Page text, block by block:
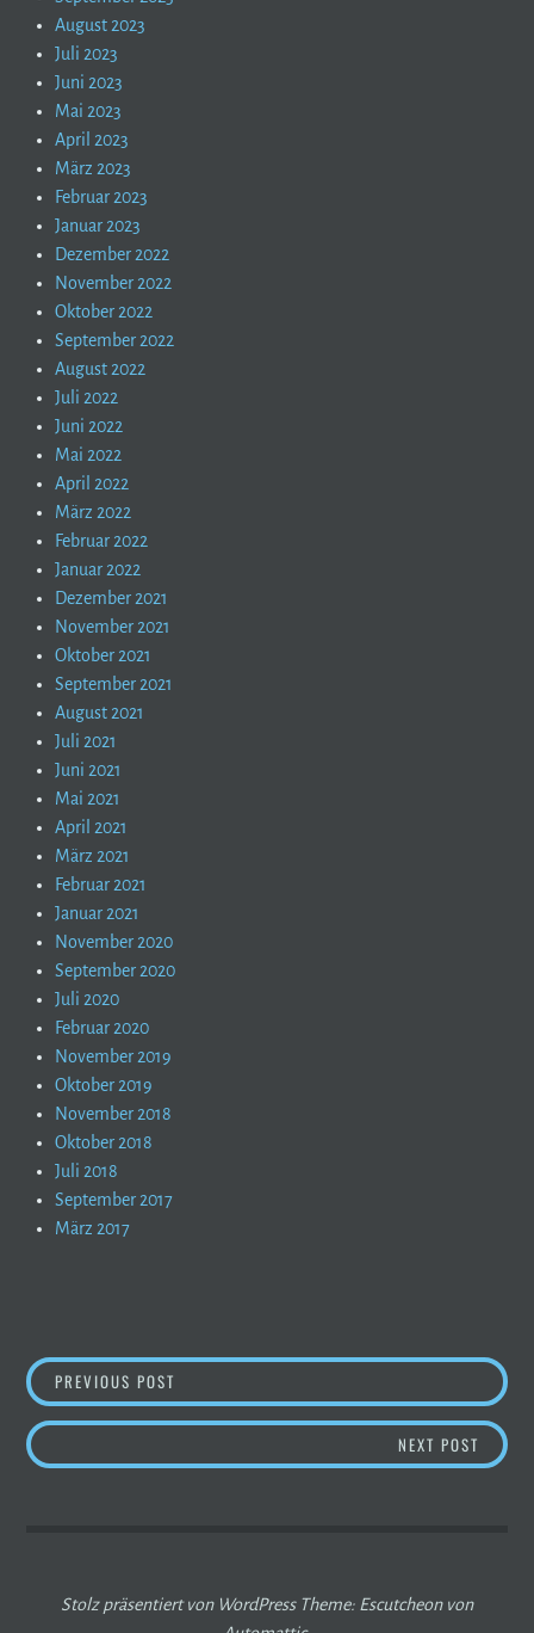
August 2023
Juli 2023
Juni 2023
Mai 2023
April 2023
März 2023
Februar 2023
Januar 2023
Dezember 2022
November 2022
Oktober 2022
September 2022
August 2022
Juli 2022
Juni 2022
Mai 2022
April 2022
März 2022
Februar 2022
Januar 2022
Dezember 2021
November 2021
Oktober 2021
September 2021
August 2021
Juli 2021
Juni 2021
Mai 2021
April 2021
März 2021
Februar 2021
Januar 2021
November 2020
September 2020
Juli 2020
Februar 2020
November 2019
Oktober 2019
November 2018
Oktober 2018
Juli 2018
September 2017
März 2017
BEITRAGSNAVIGATION
PREVIOUS POST BERGBERICHT – SO WIRD´S AM WOCHENENDE
NEXT POST
Stolz präsentiert von WordPress Theme: Escutcheon von